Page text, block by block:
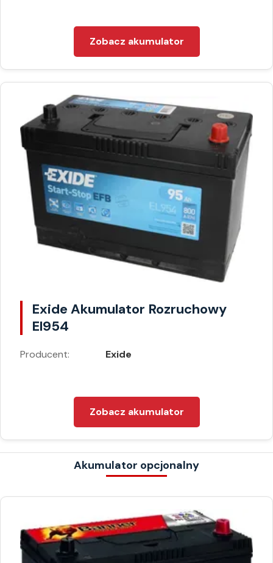
Zobacz akumulator
Exide Akumulator Rozruchowy
El954
Producent: Exide
Zobacz akumulator
Akumulator opcjonalny